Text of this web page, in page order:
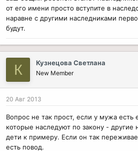
от его имени просто вступите в
наравне с другими наследниками
будут.
К Кузнецова Светлана
New Member
20 Авг 2013
Вопрос не так прост, если у мужа есть
которые наследуют по закону -
дети к примеру. Если он так
есть повод.